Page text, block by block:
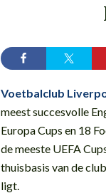
Voetbalclub
meest succesvolle
Europa Cups en 18
de meeste UEFA
thuisbasis van de
ligt.